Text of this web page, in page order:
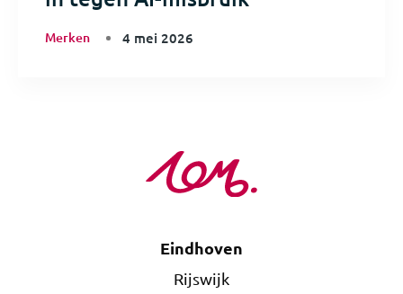
Merken 4 mei 2026
Eindhoven
Rijswijk